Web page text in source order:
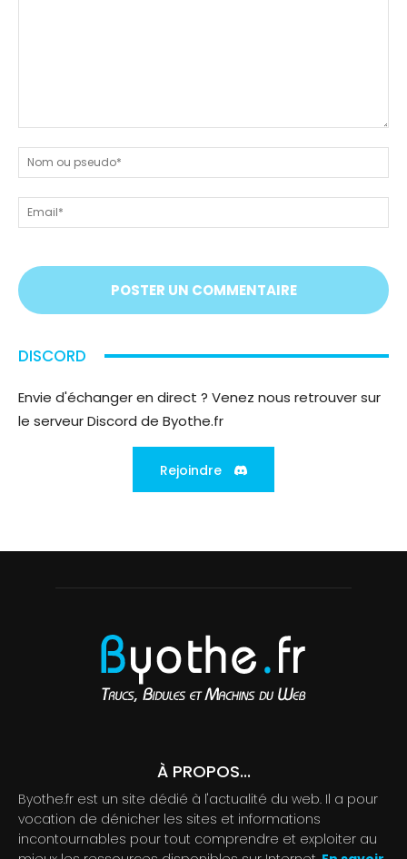
nous
tout
!
On
vous
;)
ou
DISCORD
Envie d'échanger en direct ? Venez nous retrouver sur
le serveur Discord de Byothe.fr
Rejoindre
À PROPOS...
Byothe.fr est un site dédié à l'actualité du web. Il a pour
vocation de dénicher les sites et informations
incontournables pour tout comprendre et exploiter au